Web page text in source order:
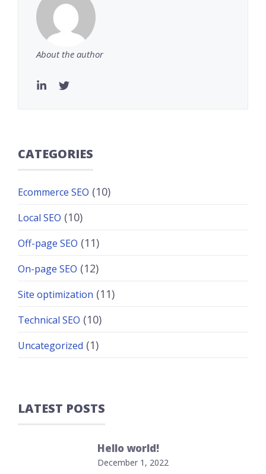
About the author
CATEGORIES
Ecommerce SEO (10)
Local SEO (10)
Off-page SEO (11)
On-page SEO (12)
Site optimization (11)
Technical SEO (10)
Uncategorized (1)
LATEST POSTS
Hello world!
December 1, 2022